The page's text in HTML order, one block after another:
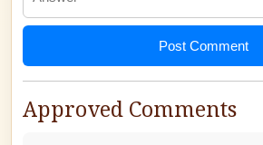
Post Comment
Approved Comments